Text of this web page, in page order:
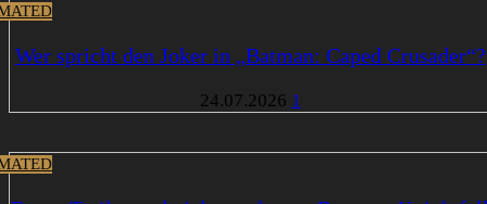
Wer spricht den Joker in „Batman: Caped Crusader“?
24.07.2026 1